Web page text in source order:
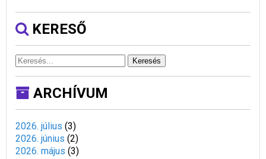
KERESŐ
Keresés
ARCHÍVUM
2026. július (3)
2026. június (2)
2026. május (3)